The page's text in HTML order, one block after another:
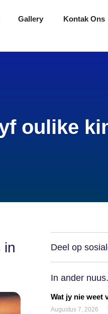
Gallery Kontak Ons
oulike
in
Deel op
In ander
Wat jy nie weet
Augustus 7, 2026